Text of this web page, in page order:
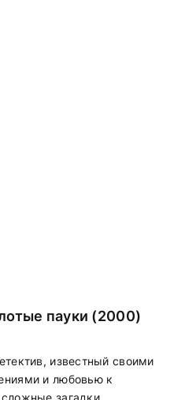
пауки (2000)
известный своими
и любовью к
загадки